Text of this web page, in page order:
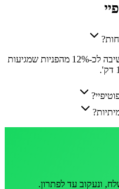
לפי הנתונים שאספנו, ספוטיפיי משיבה לכ-12% מהפניות שמגיעות
ונעקוב עד לפתרון.